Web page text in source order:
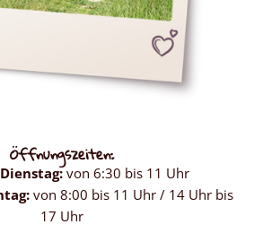
Öffnungszeiten:
von 6:30 bis 11 Uhr
von 8:00 bis 11 Uhr / 14 Uhr bis
17 Uhr